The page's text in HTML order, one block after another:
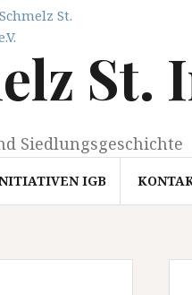
St.
Siedlungsgeschichte
IGB